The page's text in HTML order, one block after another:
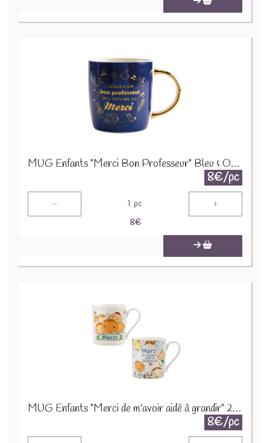
MUG Enfants "Merci Bon Professeur" Bleu & Or 24759
8€/pc
- 1 pc +
8€
MUG Enfants "Merci de m'avoir aidé à grandir" 2 ass 24673
8€/pc